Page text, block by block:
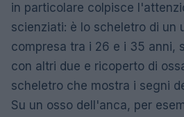
in particolare colpisce
scienziati: è lo scheletro di un
compresa tra i 26 e i 35 anni,
con altri due e ricoperto di
scheletro che mostra i segni
Su un osso dell'anca, per